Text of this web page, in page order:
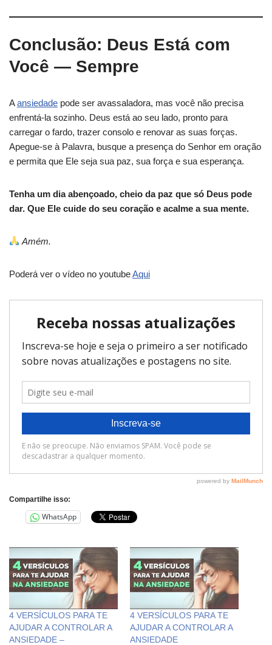
Conclusão: Deus Está com
Você — Sempre
Aansiedade pode ser avassaladora, mas você não precisa
enfrentá-la sozinho. Deus está ao seu lado, pronto para
carregar o fardo, trazer consolo e renovar as suas forças.
Apegue-se à Palavra, busque a presença do Senhor em oração
e permita que Ele seja sua paz, sua força e sua esperança.
Tenha um dia abençoado, cheio da paz que só Deus pode
dar. Que Ele cuide do seu coração e acalme a sua mente.
Amém.
Poderá ver o vídeo no youtubeAqui
Compartilhe isso:
WhatsApp
4 VERSÍCULOS PARA TE
AJUDAR A CONTROLAR A
ANSIEDADE –
4 VERSÍCULOS PARA TE
AJUDAR A CONTROLAR A
ANSIEDADE